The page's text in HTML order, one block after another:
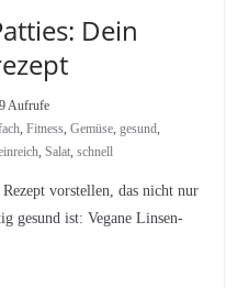
Dein
Aufrufe
, Fitness, Gemüse, gesund,
, Salat, schnell
vorstellen, das nicht nur
gesund ist: Vegane Linsen-